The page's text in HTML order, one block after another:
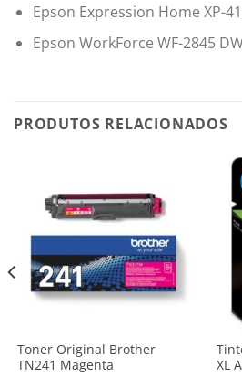
Epson Expression Home XP-
Epson WorkForce WF-2845
PRODUTOS RELACIONADOS
Toner Original Brother
TN241 Magenta
XL